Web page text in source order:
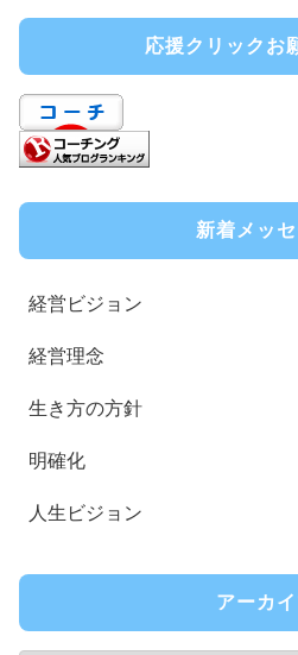
応援クリックお
新着メッ
経営ビジョン
経営理念
生き方の方針
明確化
人生ビジョン
アーカ